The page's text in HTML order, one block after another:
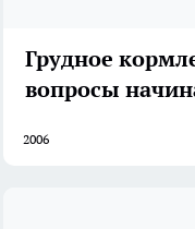
Грудное
вопросы
2006